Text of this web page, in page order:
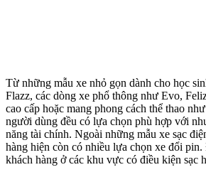
Từ những mẫu xe nhỏ gọn dành cho học
Flazz, các dòng xe phổ thông như Evo,
cao cấp hoặc mang phong cách thể thao
người dùng đều có lựa chọn phù hợp với
năng tài chính. Ngoài những mẫu xe sạc
hàng hiện còn có nhiều lựa chọn xe đổi
khách hàng ở các khu vực có điều kiện sạc